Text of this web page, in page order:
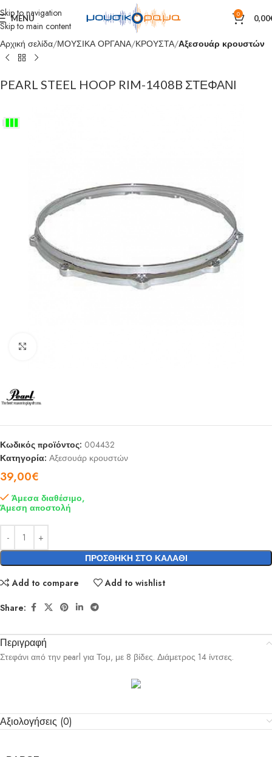
Skip to navigation
Skip to main content
MENU 0 0,00
Αρχική σελίδα ΜΟΥΣΙΚΑ ΟΡΓΑΝΑ ΚΡΟΥΣΤΑ Αξεσουάρ κρουστών
PEARL STEEL HOOP RIM-1408B ΣΤΕΦΑΝΙ
Κωδικός προϊόντος: 004432
Κατηγορία: Αξεσουάρ κρουστών
39,00€
Άμεσα διαθέσιμο,
Άμεση αποστολή
ΠΡΟΣΘΉΚΗ ΣΤΟ ΚΑΛΆΘΙ
Add to compare Add to wishlist
Share:
Περιγραφή
Στεφάνι από την pearl για Τομ, με 8 βίδες. Διάμετρος 14 ίντσες.
Αξιολογήσεις (0)